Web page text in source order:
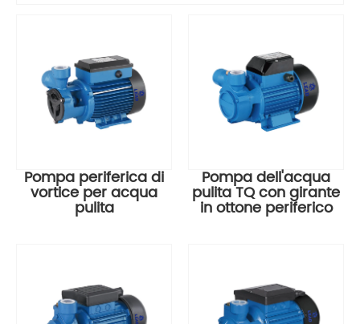
Pompa periferica di
vortice per acqua
pulita
Pompa dell'acqua
pulita TQ con girante
in ottone periferico